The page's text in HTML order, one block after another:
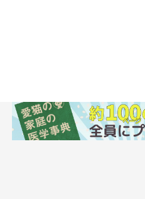
https://www.takahashi-kocha.net/